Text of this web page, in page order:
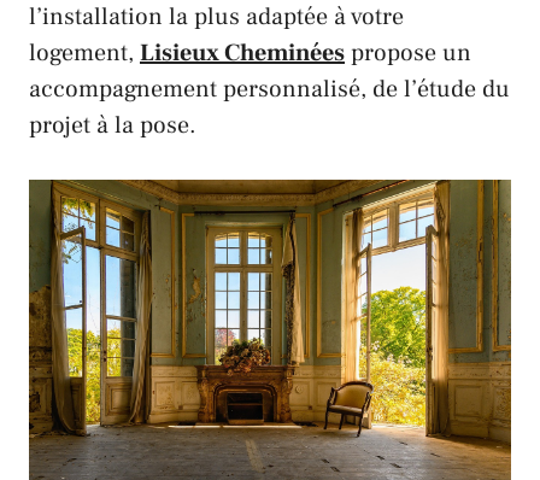
l’installation la plus adaptée à votre
logement, Lisieux Cheminéespropose un
accompagnement personnalisé, de l’étude du
projet à la pose.